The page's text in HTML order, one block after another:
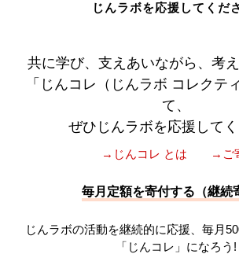
じんラボを応援してくだ
共に学び、支えあいながら、考
「じんコレ（じんラボ コレクテ
て、
ぜひじんラボを応援して
→じんコレ とは →ご
毎月定額を寄付する（継続
じんラボの活動を継続的に応援、毎月
「じんコレ」になろう!